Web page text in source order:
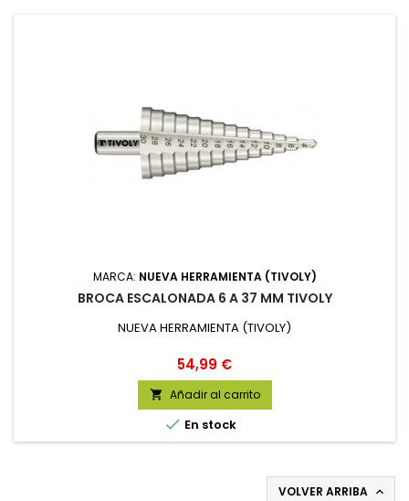
MARCA: NUEVA HERRAMIENTA (TIVOLY)
BROCA ESCALONADA 6 A 37 MM TIVOLY
NUEVA HERRAMIENTA (TIVOLY)
Precio
54,99 €
 Añadir al carrito
 En stock
VOLVER ARRIBA 